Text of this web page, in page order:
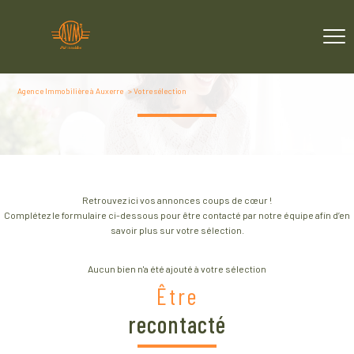
Agence Immobilière à Auxerre Votre sélection
Retrouvez ici vos annonces coups de cœur !
Complétez le formulaire ci-dessous pour être contacté par notre équipe afin d’en
savoir plus sur votre sélection.
Aucun bien n'a été ajouté à votre sélection
Être
recontacté